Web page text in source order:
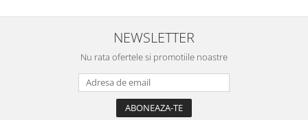
NEWSLETTER
Nu rata ofertele si promotiile noastre